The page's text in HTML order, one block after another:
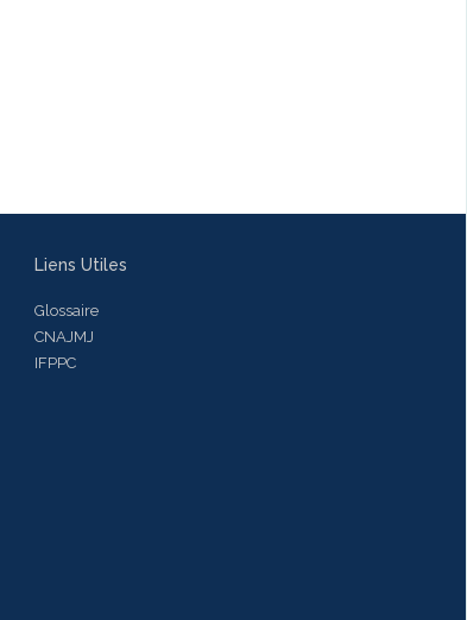
Liens Utiles
Glossaire
CNAJMJ
IFPPC